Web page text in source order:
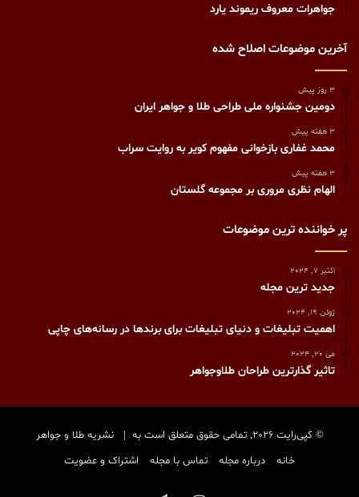
جواهرات معروف ریموند یارد
آخرین موضوعات اصلاح شده
3 روز پیش
دومین جشنواره ملی طراحی طلا و جواهر ایران
3 هفته پیش
محمد غفاری بازخوانی مفهوم کویر به روایت سراب
3 هفته پیش
الهام نظری مروری بر مجموعه گلستان
پر خواننده ترین موضوعات
اکتبر 7, 2024
جدید ترین مجله
ژوئن 19, 2024
اهمیت تبلیغات و دنیای تبلیغات برای برندها در رسانه‌های چاپی
می 20, 2024
تاثیر گذارترین طراحان طلاوجواهر
© کپی‌رایت 2026, تمامی حقوق متعلق است به |
نشریه طلا و جواهر
خانه
درباره مجله تماس با مجله اشتراک و عضویت